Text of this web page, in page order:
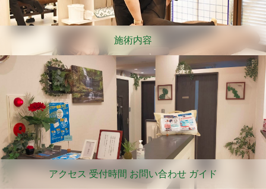
施術内容
アクセス 受付時間 お問い合わせ ガイド